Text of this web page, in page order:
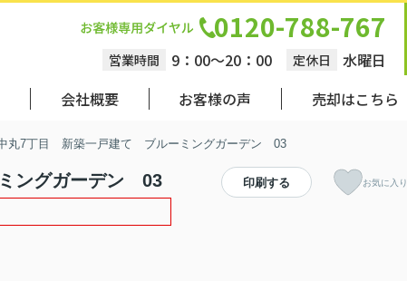
0120-788-767
営業時間 9：00～20：00 定休日 水曜日
会社概要 お客様の声 売却はこちら
丸7丁目 新築一戸建て ブルーミングガーデン 03
ングガーデン 03 印刷する お気に入り